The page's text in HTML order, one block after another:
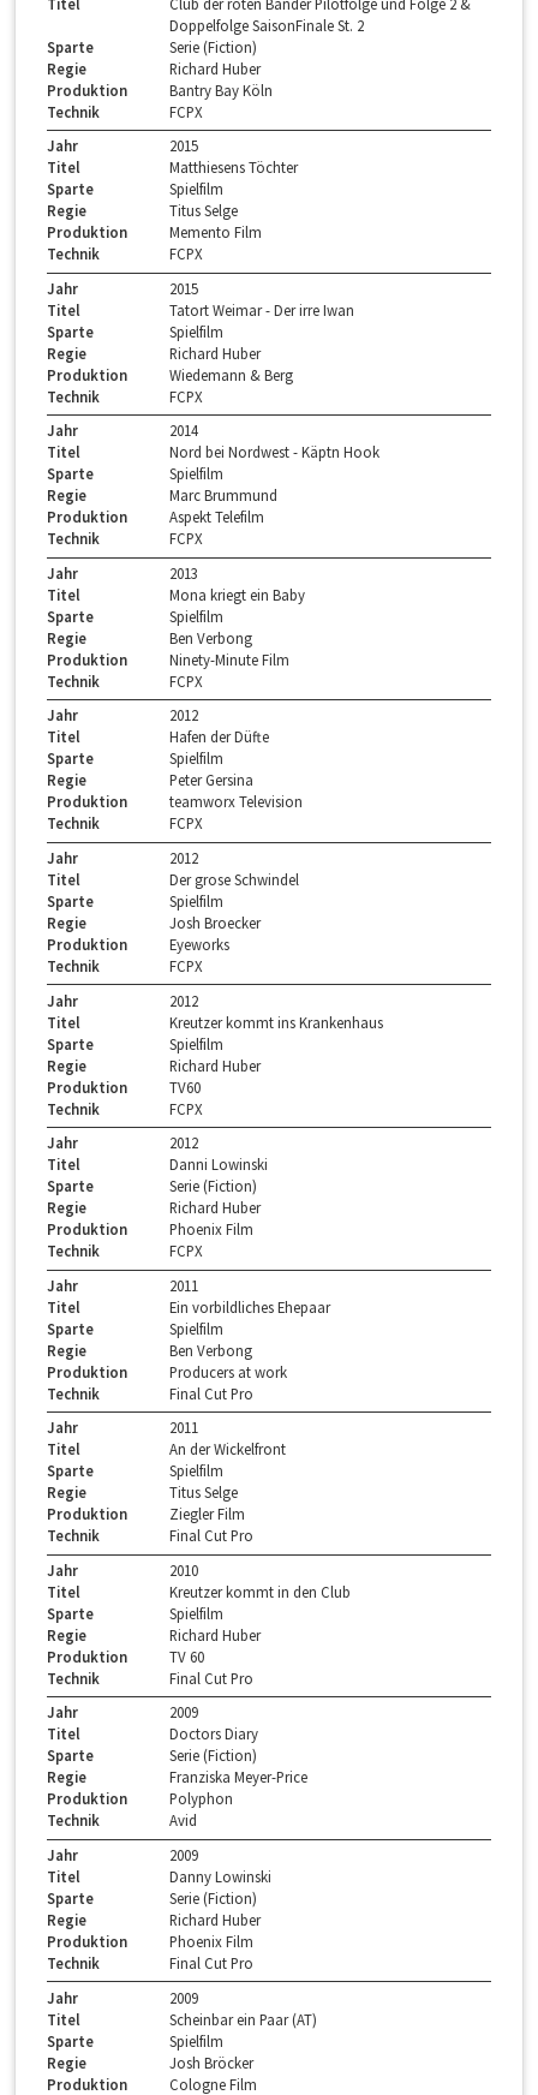
Doppelfolge SaisonFinale St. 2
Sparte
Serie (Fiction)
Regie
Richard Huber
Produktion
Bantry Bay Köln
Technik
FCPX
Jahr
2015
Titel
Matthiesens Töchter
Sparte
Spielfilm
Regie
Titus Selge
Produktion
Memento Film
Technik
FCPX
Jahr
2015
Titel
Tatort Weimar - Der irre Iwan
Sparte
Spielfilm
Regie
Richard Huber
Produktion
Wiedemann & Berg
Technik
FCPX
Jahr
2014
Titel
Nord bei Nordwest - Käptn Hook
Sparte
Spielfilm
Regie
Marc Brummund
Produktion
Aspekt Telefilm
Technik
FCPX
Jahr
2013
Titel
Mona kriegt ein Baby
Sparte
Spielfilm
Regie
Ben Verbong
Produktion
Ninety-Minute Film
Technik
FCPX
Jahr
2012
Titel
Hafen der Düfte
Sparte
Spielfilm
Regie
Peter Gersina
Produktion
teamworx Television
Technik
FCPX
Jahr
2012
Titel
Der grose Schwindel
Sparte
Spielfilm
Regie
Josh Broecker
Produktion
Eyeworks
Technik
FCPX
Jahr
2012
Titel
Kreutzer kommt ins Krankenhaus
Sparte
Spielfilm
Regie
Richard Huber
Produktion
TV60
Technik
FCPX
Jahr
2012
Titel
Danni Lowinski
Sparte
Serie (Fiction)
Regie
Richard Huber
Produktion
Phoenix Film
Technik
FCPX
Jahr
2011
Titel
Ein vorbildliches Ehepaar
Sparte
Spielfilm
Regie
Ben Verbong
Produktion
Producers at work
Technik
Final Cut Pro
Jahr
2011
Titel
An der Wickelfront
Sparte
Spielfilm
Regie
Titus Selge
Produktion
Ziegler Film
Technik
Final Cut Pro
Jahr
2010
Titel
Kreutzer kommt in den Club
Sparte
Spielfilm
Regie
Richard Huber
Produktion
TV 60
Technik
Final Cut Pro
Jahr
2009
Titel
Doctors Diary
Sparte
Serie (Fiction)
Regie
Franziska Meyer-Price
Produktion
Polyphon
Technik
Avid
Jahr
2009
Titel
Danny Lowinski
Sparte
Serie (Fiction)
Regie
Richard Huber
Produktion
Phoenix Film
Technik
Final Cut Pro
Jahr
2009
Titel
Scheinbar ein Paar (AT)
Sparte
Spielfilm
Regie
Josh Bröcker
Produktion
Cologne Film